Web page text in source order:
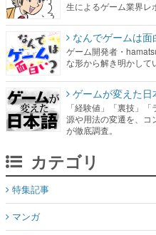
生によるゲーム業界レ
なんでゲームは面
ゲーム開発者・
な形から解き明かして
ゲームが変えた日
「経験値」「裏技」
源や用法の変遷を、コ
が徹底調査。
カテゴリ
特集記事
マンガ